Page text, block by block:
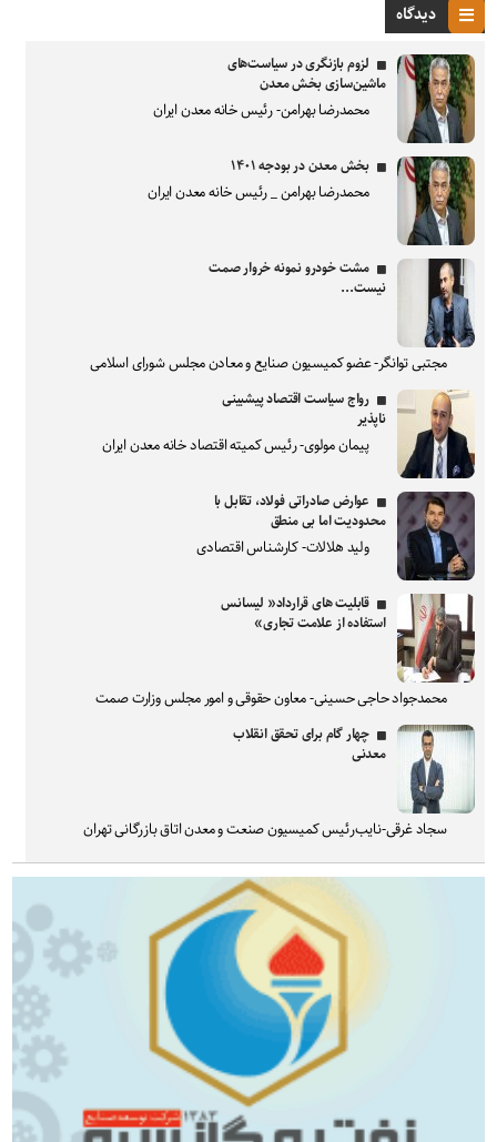
دیدگاه
لزوم بازنگری در سیاست‌های
ماشین‌سازی بخش معدن
محمدرضا بهرامن- رئیس خانه معدن ایران
بخش معدن در بودجه ۱۴۰۱
محمدرضا بهرامن _ رئیس خانه معدن ایران
مشت خودرو نمونه خروار صمت
نیست...
مجتبی توانگر- عضو کمیسیون صنایع و معادن مجلس شورای اسلامی
رواج سیاست اقتصاد پیشبینی
ناپذیر
پیمان مولوی- رئیس کمیته اقتصاد خانه معدن ایران
عوارض صادراتی فولاد، تقابل با
محدودیت اما بی منطق
ولید هلالات- کارشناس اقتصادی
قابلیت های قرارداد« لیسانس
استفاده از علامت تجاری»
محمدجواد حاجی حسینی- معاون حقوقی و امور مجلس وزارت صمت
چهار گام برای تحقق انقلاب
معدنی
سجاد غرقی-نایب‌رئیس کمیسیون صنعت و معدن اتاق بازرگانی تهران